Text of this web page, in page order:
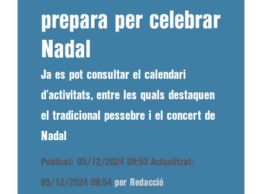
prepara per celebrar
Nadal
Ja es pot consultar el calendari
d’activitats, entre les quals destaquen
el tradicional pessebre i el concert de
Nadal
Publicat: 05/12/2024 09:53 Actualitzat:
05/12/2024 09:54 per Redacció